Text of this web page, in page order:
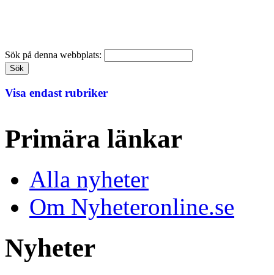
Sök på denna webbplats:
Visa endast rubriker
Primära länkar
Alla nyheter
Om Nyheteronline.se
Nyheter